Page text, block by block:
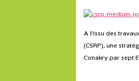
A l'issu des
(CSRP), une
Conakry par sept